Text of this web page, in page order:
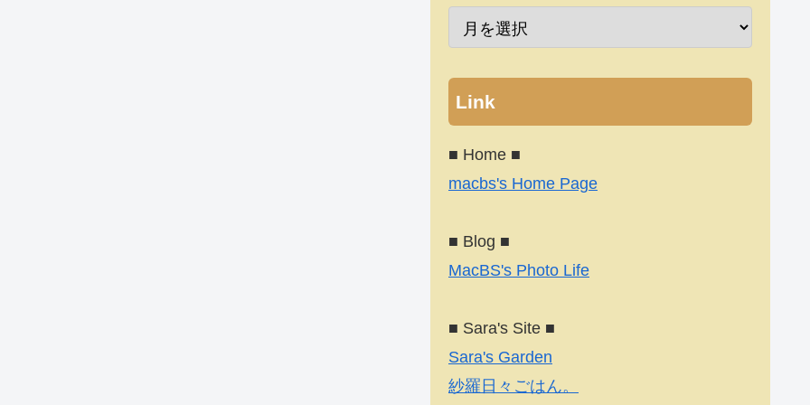
Link
■ Home ■
macbs's Home Page
■ Blog ■
MacBS's Photo Life
■ Sara's Site ■
Sara's Garden
紗羅日々ごはん。